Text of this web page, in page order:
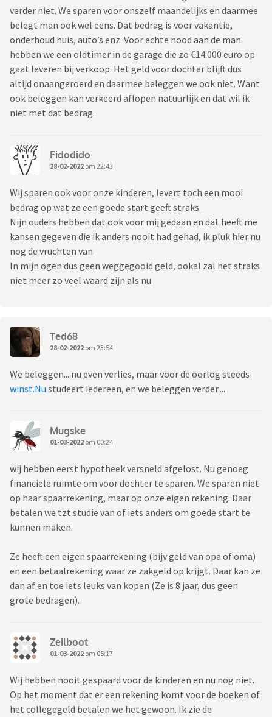
verder niet. We sparen voor onszelf maandelijks en daarmee
belegt man ook wel eens. Dat bedrag is voor vakantie,
onderhoud huis, auto’s enz. Voor echte nood aan de man
hebben we een oldtimer in de garage die zo €14.000 euro op
gaat leveren bij verkoop. Het geld voor dochter blijft dus
altijd onaangeroerd en daarmee beleggen we ook niet. Want
ook beleggen kan verkeerd aflopen natuurlijk en dat wil ik
niet met dat bedrag.
Fidodido
28-02-2022 om 22:43
Wij sparen ook voor onze kinderen, levert toch een mooi
bedrag op wat ze een goede start geeft straks.
Nijn ouders hebben dat ook voor mij gedaan en dat heeft me
kansen gegeven die ik anders nooit had gehad, ik pluk hier nu
nog de vruchten van.
In mijn ogen dus geen weggegooid geld, ookal zal het straks
niet meer zo veel waard zijn als nu.
Ted68
28-02-2022 om 23:54
We beleggen....nu even verlies, maar voor de oorlog steeds
winst.Nu studeert iedereen, en we beleggen verder....
Mugske
01-03-2022 om 00:24
wij hebben eerst hypotheek versneld afgelost. Nu genoeg
financiele ruimte om voor dochter te sparen. We sparen niet
op haar spaarrekening, maar op onze eigen rekening. Daar
betalen we tzt studie van of iets anders om goede start te
kunnen maken.
Ze heeft een eigen spaarrekening (bijv geld van opa of oma)
en een betaalrekening waar ze zakgeld op krijgt. Daar kan ze
dan af en toe iets leuks van kopen (Ze is 8 jaar, dus geen
grote bedragen).
Zeilboot
01-03-2022 om 05:17
Wij hebben nooit gespaard voor de kinderen en nu nog niet.
Op het moment dat er een rekening komt voor de boeken of
het collegegeld betalen we het gewoon. Ik zie de